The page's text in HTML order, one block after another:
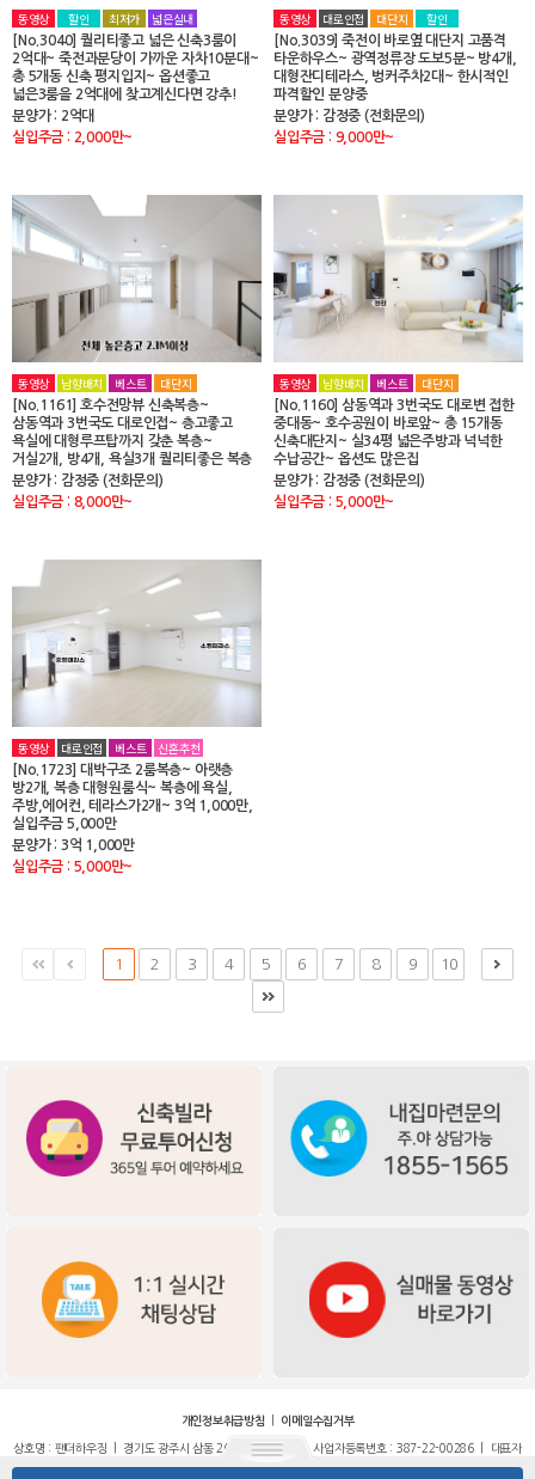
동영상 할인 최저가 넓은실내
[No.3040] 퀄리티좋고 넓은 신축3룸이
2억대~ 죽전과분당이 가까운 자차10분대~
총 5개동 신축 평지입지~ 옵션좋고
넓은3룸을 2억대에 찾고계신다면 강추!
분양가 : 2억대
실입주금 : 2,000만~
동영상 대로인접 대단지 할인
[No.3039] 죽전이 바로옆 대단지 고품격
타운하우스~ 광역정류장 도보5분~ 방4개,
대형잔디테라스, 벙커주차2대~ 한시적인
파격할인 분양중
분양가 : 감정중 (전화문의)
실입주금 : 9,000만~
동영상 남향배치 베스트 대단지
[No.1161] 호수전망뷰 신축복층~
삼동역과 3번국도 대로인접~ 층고좋고
욕실에 대형루프탑까지 갖춘 복층~
거실2개, 방4개, 욕실3개 퀄리티좋은 복층
분양가 : 감정중 (전화문의)
실입주금 : 8,000만~
동영상 남향배치 베스트 대단지
[No.1160] 삼동역과 3번국도 대로변 접한
중대동~ 호수공원이 바로앞~ 총 15개동
신축대단지~ 실34평 넓은주방과 넉넉한
수납공간~ 옵션도 많은집
분양가 : 감정중 (전화문의)
실입주금 : 5,000만~
동영상 대로인접 베스트 신혼추천
[No.1723] 대박구조 2룸복층~ 아랫층
방2개, 복층 대형원룸식~ 복층에 욕실,
주방,에어컨, 테라스가2개~ 3억 1,000만,
실입주금 5,000만
분양가 : 3억 1,000만
실입주금 : 5,000만~
1 2 3 4 5 6 7 8 9 10
개인정보취급방침 이메일수집거부
상호명 : 팬더하우징 | 경기도 광주시 삼동 264-23번지 2층 | 사업자등록번호 : 387-22-00286 | 대표자
: 유정선